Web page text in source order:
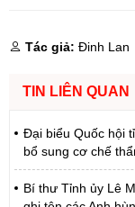
Tác giả: Đinh Lan
TIN LIÊN QUAN
Đại biểu Quốc hội
bổ sung cơ chế
Bí thư Tỉnh ủy Lê